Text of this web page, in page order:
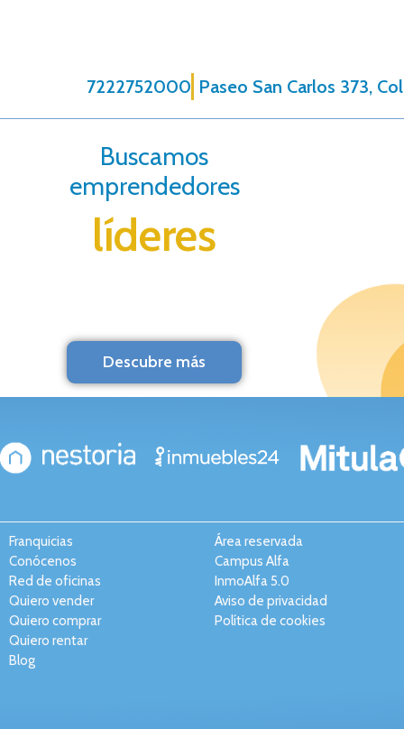
7222752000 Paseo San Carlos 373,
Buscamos
emprendedores
líderes
Descubre más
Franquicias
Conócenos
Red de oficinas
Quiero vender
Quiero comprar
Quiero rentar
Blog
Área reservada
Campus Alfa
InmoAlfa 5.0
Aviso de privacidad
Política de cookies